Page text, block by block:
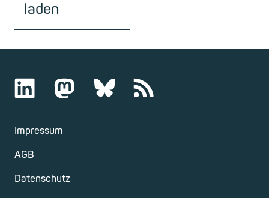
laden
Impressum
AGB
Datenschutz